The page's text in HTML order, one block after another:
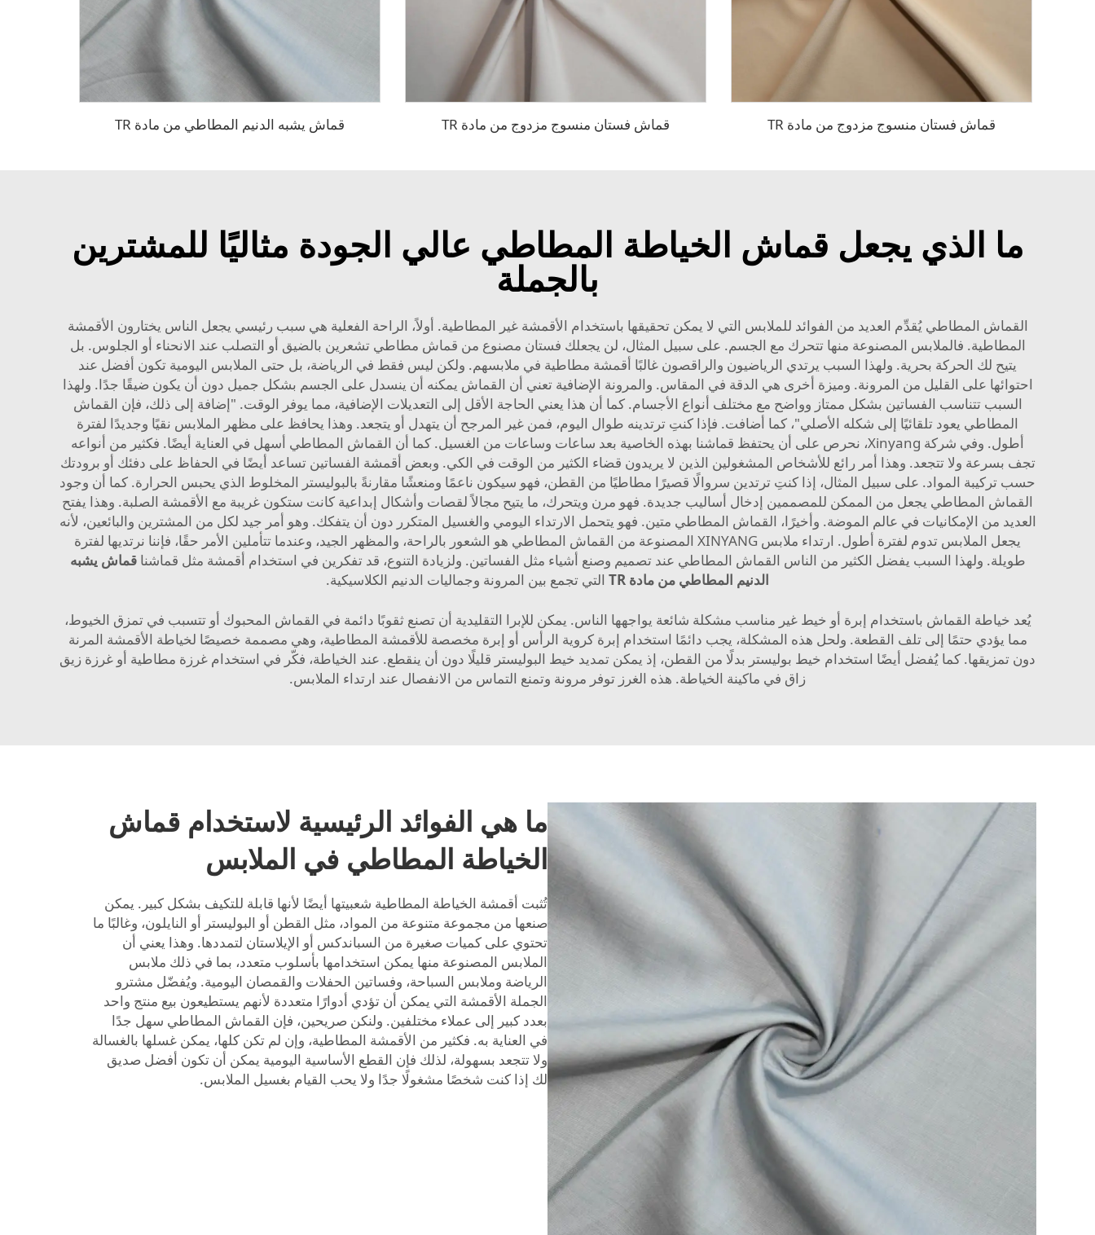
قماش فستان منسوج مزدوج من مادة TR قماش فستان منسوج مزدوج من مادة TR قماش يشبه الدنيم المطاطي من مادة TR
ما الذي يجعل قماش الخياطة المطاطي عالي الجودة مثاليًا للمشترين
بالجملة
القماش المطاطي يُقدِّم العديد من الفوائد للملابس التي لا يمكن تحقيقها باستخدام الأقمشة غير المطاطية. أولاً، الراحة الفعلية هي سبب رئيسي يجعل الناس يختارون الأقمشة
المطاطية. فالملابس المصنوعة منها تتحرك مع الجسم. على سبيل المثال، لن يجعلك فستان مصنوع من قماش مطاطي تشعرين بالضيق أو التصلب عند الانحناء أو الجلوس. بل
يتيح لك الحركة بحرية. ولهذا السبب يرتدي الرياضيون والراقصون غالبًا أقمشة مطاطية في ملابسهم. ولكن ليس فقط في الرياضة، بل حتى الملابس اليومية تكون أفضل عند
احتوائها على القليل من المرونة. وميزة أخرى هي الدقة في المقاس. والمرونة الإضافية تعني أن القماش يمكنه أن ينسدل على الجسم بشكل جميل دون أن يكون ضيقًا جدًا. ولهذا
السبب تتناسب الفساتين بشكل ممتاز وواضح مع مختلف أنواع الأجسام. كما أن هذا يعني الحاجة الأقل إلى التعديلات الإضافية، مما يوفر الوقت. "إضافة إلى ذلك، فإن القماش
المطاطي يعود تلقائيًا إلى شكله الأصلي"، كما أضافت. فإذا كنتِ ترتدينه طوال اليوم، فمن غير المرجح أن يتهدل أو يتجعد. وهذا يحافظ على مظهر الملابس نقيًا وجديدًا لفترة
أطول. وفي شركة Xinyang، نحرص على أن يحتفظ قماشنا بهذه الخاصية بعد ساعات وساعات من الغسيل. كما أن القماش المطاطي أسهل في العناية أيضًا. فكثير من أنواعه
تجف بسرعة ولا تتجعد. وهذا أمر رائع للأشخاص المشغولين الذين لا يريدون قضاء الكثير من الوقت في الكي. وبعض أقمشة الفساتين تساعد أيضًا في الحفاظ على دفئك أو برودتك
حسب تركيبة المواد. على سبيل المثال، إذا كنتِ ترتدين سروالًا قصيرًا مطاطيًا من القطن، فهو سيكون ناعمًا ومنعشًا مقارنةً بالبوليستر المخلوط الذي يحبس الحرارة. كما أن وجود
القماش المطاطي يجعل من الممكن للمصممين إدخال أساليب جديدة. فهو مرن ويتحرك، ما يتيح مجالاً لقصات وأشكال إبداعية كانت ستكون غريبة مع الأقمشة الصلبة. وهذا يفتح
العديد من الإمكانيات في عالم الموضة. وأخيرًا، القماش المطاطي متين. فهو يتحمل الارتداء اليومي والغسيل المتكرر دون أن يتفكك. وهو أمر جيد لكل من المشترين والبائعين، لأنه
يجعل الملابس تدوم لفترة أطول. ارتداء ملابس XINYANG المصنوعة من القماش المطاطي هو الشعور بالراحة، والمظهر الجيد، وعندما تتأملين الأمر حقًا، فإننا نرتديها لفترة
طويلة. ولهذا السبب يفضل الكثير من الناس القماش المطاطي عند تصميم وصنع أشياء مثل الفساتين. ولزيادة التنوع، قد تفكرين في استخدام أقمشة مثل قماشناقماش يشبه
الدنيم المطاطي من مادة TR
التي تجمع بين المرونة وجماليات الدنيم الكلاسيكية.
يُعد خياطة القماش باستخدام إبرة أو خيط غير مناسب مشكلة شائعة يواجهها الناس. يمكن للإبرا التقليدية أن تصنع ثقوبًا دائمة في القماش المحبوك أو تتسبب في تمزق الخيوط،
مما يؤدي حتمًا إلى تلف القطعة. ولحل هذه المشكلة، يجب دائمًا استخدام إبرة كروية الرأس أو إبرة مخصصة للأقمشة المطاطية، وهي مصممة خصيصًا لخياطة الأقمشة المرنة
دون تمزيقها. كما يُفضل أيضًا استخدام خيط بوليستر بدلًا من القطن، إذ يمكن تمديد خيط البوليستر قليلًا دون أن ينقطع. عند الخياطة، فكّر في استخدام غرزة مطاطية أو غرزة زيق
زاق في ماكينة الخياطة. هذه الغرز توفر مرونة وتمنع التماس من الانفصال عند ارتداء الملابس.
ما هي الفوائد الرئيسية لاستخدام قماش
الخياطة المطاطي في الملابس
تُثبت أقمشة الخياطة المطاطية شعبيتها أيضًا لأنها قابلة للتكيف بشكل كبير. يمكن
صنعها من مجموعة متنوعة من المواد، مثل القطن أو البوليستر أو النايلون، وغالبًا ما
تحتوي على كميات صغيرة من السباندكس أو الإيلاستان لتمددها. وهذا يعني أن
الملابس المصنوعة منها يمكن استخدامها بأسلوب متعدد، بما في ذلك ملابس
الرياضة وملابس السباحة، وفساتين الحفلات والقمصان اليومية. ويُفضّل مشترو
الجملة الأقمشة التي يمكن أن تؤدي أدوارًا متعددة لأنهم يستطيعون بيع منتج واحد
بعدد كبير إلى عملاء مختلفين. ولنكن صريحين، فإن القماش المطاطي سهل جدًا
في العناية به. فكثير من الأقمشة المطاطية، وإن لم تكن كلها، يمكن غسلها بالغسالة
ولا تتجعد بسهولة، لذلك فإن القطع الأساسية اليومية يمكن أن تكون أفضل صديق
لك إذا كنت شخصًا مشغولًا جدًا ولا يحب القيام بغسيل الملابس.